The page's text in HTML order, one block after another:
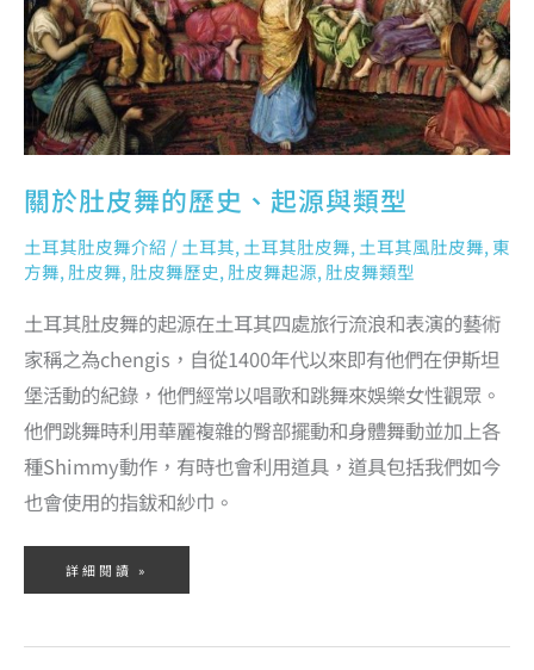
關於肚皮舞的歷史、起源與類型
土耳其肚皮舞介紹 /土耳其,土耳其肚皮舞,土耳其風肚皮舞,東
方舞,肚皮舞,肚皮舞歷史,肚皮舞起源,肚皮舞類型
土耳其肚皮舞的起源在土耳其四處旅行流浪和表演的藝術
家稱之為chengis，自從1400年代以來即有他們在伊斯坦
堡活動的紀錄，他們經常以唱歌和跳舞來娛樂女性觀眾。
他們跳舞時利用華麗複雜的臀部擺動和身體舞動並加上各
種Shimmy動作，有時也會利用道具，道具包括我們如今
也會使用的指鈸和紗巾。
詳細閱讀 »